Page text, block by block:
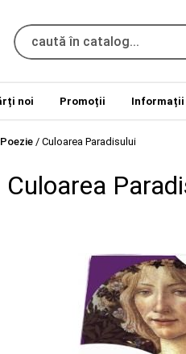
noi Promoții Informații
Poezie / Culoarea Paradisului
Culoarea